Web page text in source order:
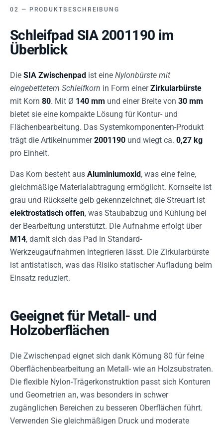
PRODUKTBESCHREIBUNG
Schleifpad SIA 2001190 im
Überblick
Die SIA Zwischenpad ist eine Nylonbürste mit
eingebettetem Schleifkorn in Form einerZirkularbürste
mit Korn 80. Mit Ø 140 mm und einer Breite von 30 mm
bietet sie eine kompakte Lösung für Kontur- und
Flächenbearbeitung. Das Systemkomponenten-Produkt
trägt die Artikelnummer2001190 und wiegt ca. 0,27 kg
pro Einheit.
Das Korn besteht aus Aluminiumoxid, was eine feine,
gleichmäßige Materialabtragung ermöglicht. Kornseite ist
grau und Rückseite gelb gekennzeichnet; die Streuart ist
elektrostatisch offen, was Staubabzug und Kühlung bei
der Bearbeitung unterstützt. Die Aufnahme erfolgt über
M14, damit sich das Pad in Standard-
Werkzeugaufnahmen integrieren lässt. Die Zirkularbürste
ist antistatisch, was das Risiko statischer Aufladung beim
Einsatz reduziert.
Geeignet für Metall- und
Holzoberflächen
Die Zwischenpad eignet sich dank Körnung 80 für feine
Oberflächenbearbeitung an Metall- wie an Holzsubstraten.
Die flexible Nylon-Trägerkonstruktion passt sich Konturen
und Geometrien an, was besonders in schwer
zugänglichen Bereichen zu besseren Oberflächen führt.
Verwenden Sie gleichmäßigen Druck und moderate